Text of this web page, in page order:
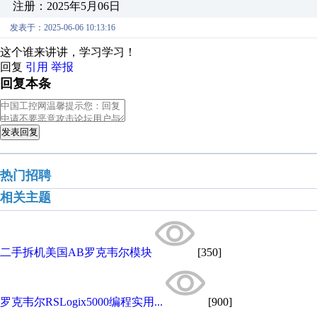
注册：2025年5月06日
发表于：2025-06-06 10:13:16
这个谁来讲讲，学习学习！
回复 引用 举报
回复本条
发表回复
热门招聘
相关主题
二手拆机美国AB罗克韦尔模块 [350]
罗克韦尔RSLogix5000编程实用... [900]